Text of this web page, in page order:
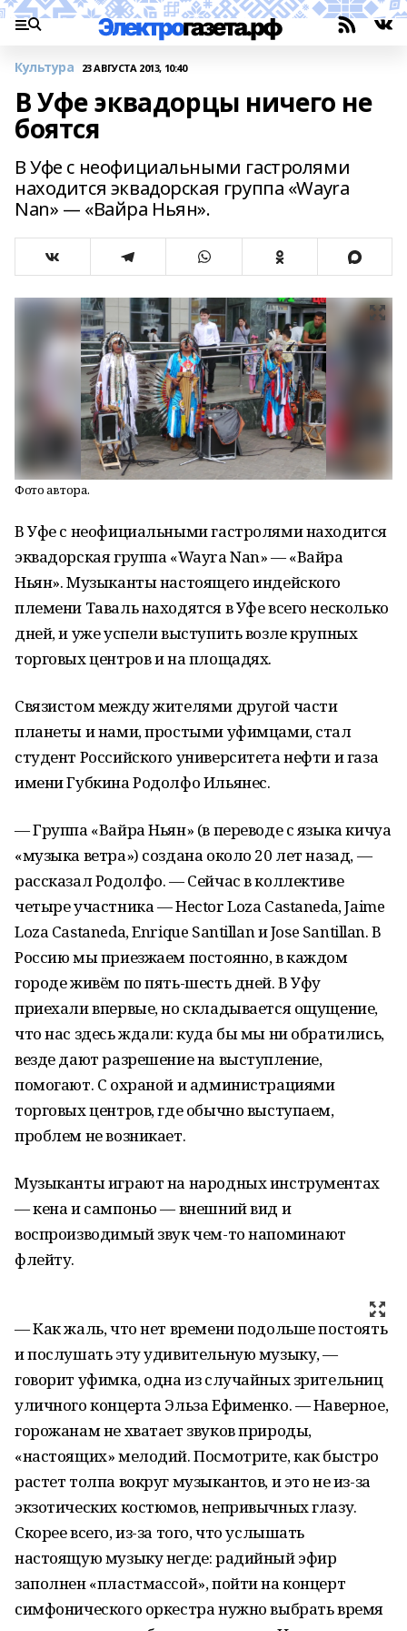
Культура 23 АВГУСТА 2013, 10:40
В Уфе эквадорцы ничего не
боятся
В Уфе с неофициальными гастролями
находится эквадорская группа «Wayra
Nan» — «Вайра Ньян».
Фото автора.
В Уфе с неофициальными гастролями находится
эквадорская группа «WayraNan» — «Вайра
Ньян». Музыканты настоящего индейского
племени Таваль находятся в Уфе всего несколько
дней, и уже успели выступить возле крупных
торговых центров и на площадях.
Связистом между жителями другой части
планеты и нами, простыми уфимцами, стал
студент Российского университета нефти и газа
имени Губкина Родолфо Ильянес.
— Группа «Вайра Ньян» (в переводе с языка кичуа
«музыка ветра») создана около 20 лет назад, —
рассказал Родолфо. — Сейчас в коллективе
четыре участника — Hector Loza Castaneda, Jaime
Loza Castaneda, Enrique Santillan и Jose Santillan. В
Россию мы приезжаем постоянно, в каждом
городе живём по пять-шесть дней. В Уфу
приехали впервые, но складывается ощущение,
что нас здесь ждали: куда бы мы ни обратились,
везде дают разрешение на выступление,
помогают. С охраной и администрациями
торговых центров, где обычно выступаем,
проблем не возникает.
Музыканты играют на народных инструментах
— кена исампоньо— внешний вид и
воспроизводимый звук чем-то напоминают
флейту.
— Как жаль, что нет времени подольше постоять
и послушать эту удивительную музыку, —
говорит уфимка, одна из случайных зрительниц
уличного концерта Эльза Ефименко. — Наверное,
горожанам не хватает звуков природы,
«настоящих» мелодий. Посмотрите, как быстро
растет толпа вокруг музыкантов, и это не из-за
экзотических костюмов, непривычных глазу.
Скорее всего, из-за того, что услышать
настоящую музыку негде: радийный эфир
заполнен «пластмассой», пойти на концерт
симфонического оркестра нужно выбрать время